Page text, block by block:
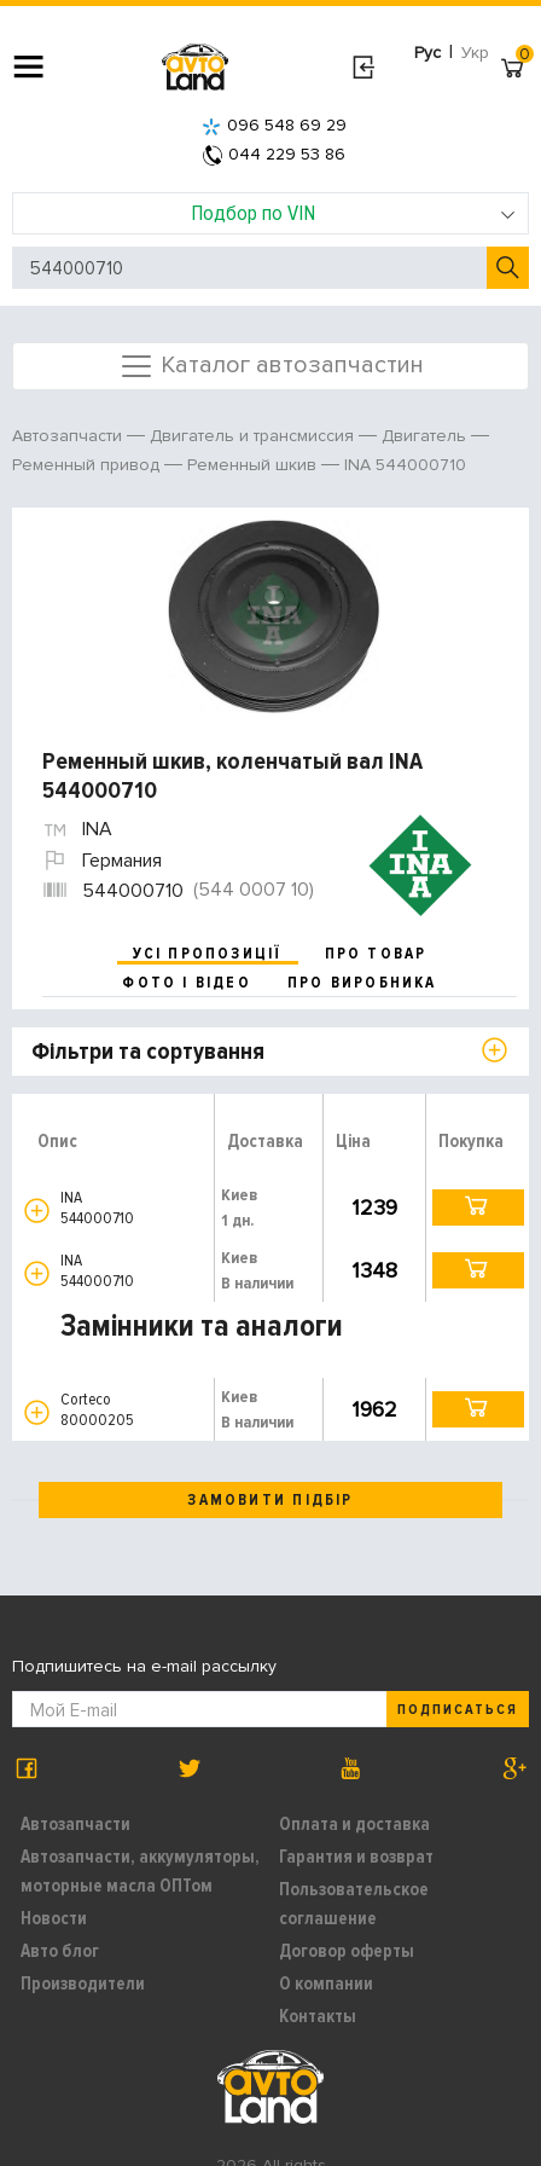
Рус | Укр
Подбор по VIN
096 548 69 29
044 229 53 86
0
Каталог автозапчастин
Автозапчасти Двигатель и трансмиссия
Двигатель
Ременный привод
Ременный шкив INA 544000710
Ременный шкив, коленчатый вал INA
544000710
INA
Германия
544000710 (544 0007 10)
УСІ ПРОПОЗИЦІЇ
ПРО ТОВАР
ФОТО І ВІДЕО
ПРО ВИРОБНИКА
Фільтри та сортування
Опис Доставка Ціна Покупка
INA
544000710
Киев
1 дн.
1239
INA
544000710
Киев
В наличии
1348
Замінники та аналоги
Corteco
80000205
Киев
В наличии
1962
ЗАМОВИТИ ПІДБІР
Автозапчасти
Автозапчасти, аккумуляторы,
моторные масла ОПТом
Новости
Авто блог
Производители
Оплата и доставка
Гарантия и возврат
Пользовательское
соглашение
Договор оферты
О компании
Контакты
Подпишитесь на e-mail рассылку
ПОДПИСАТЬСЯ